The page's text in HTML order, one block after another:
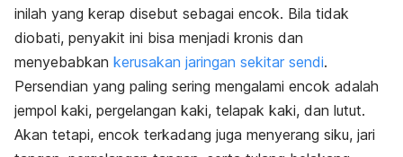
inilah yang kerap disebut sebagai encok. Bila tidak
diobati, penyakit ini bisa menjadi kronis dan
menyebabkan kerusakan jaringan sekitar sendi.
Persendian yang paling sering mengalami encok adalah
jempol kaki, pergelangan kaki, telapak kaki, dan lutut.
Akan tetapi, encok terkadang juga menyerang siku, jari